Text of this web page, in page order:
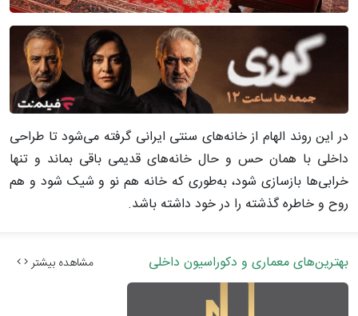
در این روند الهام از خانه‌های سنتی ایرانی گرفته می‌شود تا طراحی
داخلی با همان حس و حال خانه‌های قدیمی باقی بماند و تنها
خرابی‌ها بازسازی شود، به‌طوری که خانه هم نو و شیک شود و هم
روح و خاطره گذشته را در خود داشته باشد.
بهترین‌های معماری و دکوراسیون داخلی مشاهده بیشتر